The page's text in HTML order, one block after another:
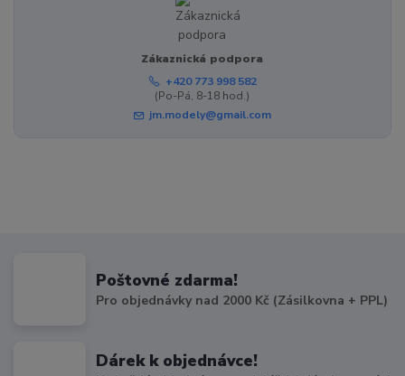
Zákaznická podpora
+420 773 998 582
(Po-Pá, 8-18 hod.)
jm.modely@gmail.com
Poštovné zdarma!
Pro objednávky nad 2000 Kč (Zásilkovna + PPL)
Dárek k objednávce!